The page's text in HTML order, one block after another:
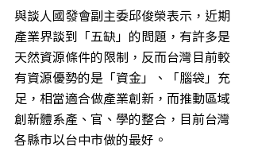
與談人國發會副主委邱俊榮表示，近期
產業界談到「五缺」的問題，有許多是
天然資源條件的限制，反而台灣目前較
有資源優勢的是「資金」、「腦袋」充
足，相當適合做產業創新，而推動區域
創新體系產、官、學的整合，目前台灣
各縣市以台中市做的最好。